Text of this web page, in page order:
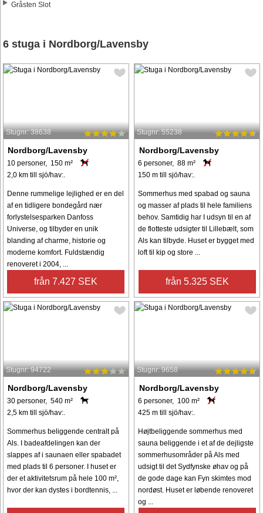
Gråsten Slot
6 stuga i Nordborg/Lavensby
Stugnr: 38638
Nordborg/Lavensby
10 personer, 150 m²
2,0 km till sjö/hav:.
Denne rummelige lejlighed er en del
af en tidligere bondegård nær
forlystelsesparken Danfoss
Universe, og tilbyder en unik
blanding af charme, historie og
moderne komfort. Fuldstændig
renoveret i 2004, ...
från 7.427 SEK
Stugnr: 55238
Nordborg/Lavensby
6 personer, 88 m²
150 m till sjö/hav:.
Sommerhus med spabad og sauna
og masser af plads til hele familiens
behov. Samtidig har I udsyn til en af
de flotteste udsigter til Lillebælt, som
Als kan tilbyde. Huset er bygget med
loft til kip og store ...
från 5.325 SEK
Stugnr: 94722
Nordborg/Lavensby
30 personer, 540 m²
2,5 km till sjö/hav:.
Sommerhus beliggende centralt på
Als. I badeafdelingen kan der
slappes af i saunaen eller spabadet
med plads til 6 personer. I huset er
der et aktivitetsrum på hele 100 m²,
hvor der kan dystes i bordtennis, ...
Stugnr: 9658
Nordborg/Lavensby
6 personer, 100 m²
425 m till sjö/hav:.
Højtbeliggende sommerhus med
sauna beliggende i et af de dejligste
sommerhusområder på Als med
udsigt til det Sydfynske øhav og på
de gode dage kan Fyn skimtes mod
nordøst. Huset er løbende renoveret
og ...